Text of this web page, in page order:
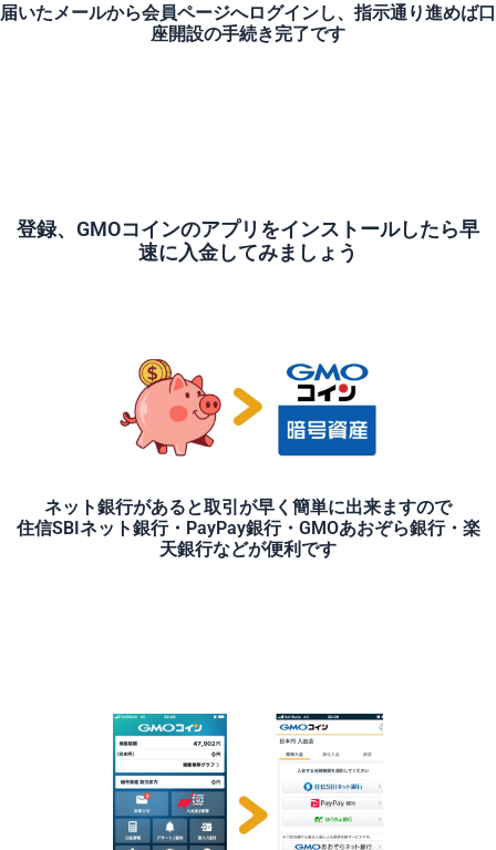
届いたメールから会員ページへログインし、指示通り進めば口
座開設の手続き完了です
登録、GMOコインのアプリをインストールしたら早
速に入金してみましょう
ネット銀行があると取引が早く簡単に出来ますので
住信SBIネット銀行・PayPay銀行・GMOあおぞら銀行・楽
天銀行などが便利です